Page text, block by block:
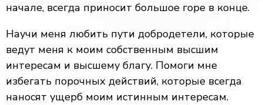
начале, всегда приносит большое горе в конце.
Научи меня любить пути добродетели, которые
ведут меня к моим собственным высшим
интересам и высшему благу. Помоги мне
избегать порочных действий, которые всегда
наносят ущерб моим истинным интересам.